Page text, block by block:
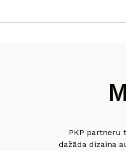
PKP partneru
dažāda dizaina